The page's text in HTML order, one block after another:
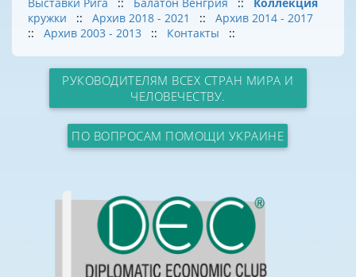
кружки
:: Архив 2018 - 2021 :: Архив 2014 - 2017
:: Архив 2003 - 2013 :: Контакты ::
РУКОВОДИТЕЛЯМ ВСЕХ СТРАН МИРА И
ЧЕЛОВЕЧЕСТВУ.
ПО ВОПРОСАМ ПОМОЩИ УКРАИНЕ